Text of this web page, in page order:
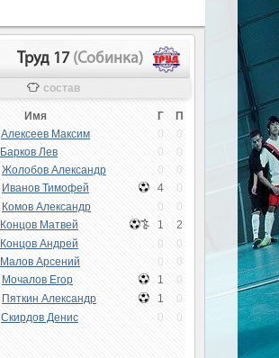
Труд 17 (Собинка)
состав
Имя Г П
Алексеев Максим 0 0
Барков Лев 0 0
Жолобов Александр 0 0
Иванов Тимофей 4 0
Комов Александр 0 0
Концов Матвей 1 2
Концов Андрей 0 0
Малов Арсений 0 0
Мочалов Егор 1 0
Пяткин Александр 1 0
Скирдов Денис 0 0